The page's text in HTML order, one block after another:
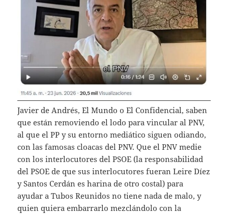
Javier de Andrés, El Mundo o El Confidencial, saben
que están removiendo el lodo para vincular al PNV,
al que el PP y su entorno mediático siguen odiando,
con las famosas cloacas del PNV. Que el PNV medie
con los interlocutores del PSOE (la responsabilidad
del PSOE de que sus interlocutores fueran Leire Díez
y Santos Cerdán es harina de otro costal) para
ayudar a Tubos Reunidos no tiene nada de malo, y
quien quiera embarrarlo mezclándolo con la